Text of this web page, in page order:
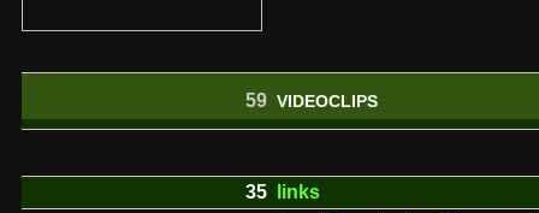
59 VIDEOCLIPS
35 links